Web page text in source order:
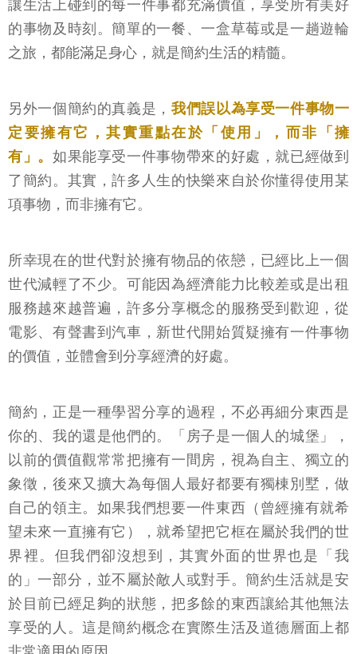
讓生活上碰到的每一件事都充滿價值，享受所有美好
的事物及時刻。簡單的一餐、一盒草莓或是一趟遊輪
之旅，都能滿足身心，就是簡約生活的精髓。
另外一個簡約的真義是， 我們誤以為享受一件事物一
定要擁有它，其實重點在於「使用」，而非「擁
有」。 如果能享受一件事物帶來的好處，就已經做到
了簡約。其實，許多人生的快樂來自於你懂得使用某
項事物，而非擁有它。
所幸現在的世代對於擁有物品的依戀，已經比上一個
世代減輕了不少。可能因為經濟能力比較差或是出租
服務越來越普遍，許多分享概念的服務受到歡迎，從
電影、有聲書到汽車，新世代開始質疑擁有一件事物
的價值，並體會到分享經濟的好處。
簡約，正是一種學習分享的過程，不必再細分東西是
你的、我的還是他們的。「房子是一個人的城堡」，
以前的價值觀常常把擁有一間房，視為自主、獨立的
象徵，後來又擴大為每個人最好都要有獨棟別墅，做
自己的領主。如果我們想要一件東西（曾經擁有就希
望未來一直擁有它），就希望把它框在屬於我們的世
界裡。但我們卻沒想到，其實外面的世界也是「我
的」一部分，並不屬於敵人或對手。簡約生活就是安
於目前已經足夠的狀態，把多餘的東西讓給其他無法
享受的人。這是簡約概念在實際生活及道德層面上都